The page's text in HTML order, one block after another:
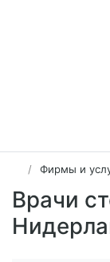
Фирмы и
Врачи